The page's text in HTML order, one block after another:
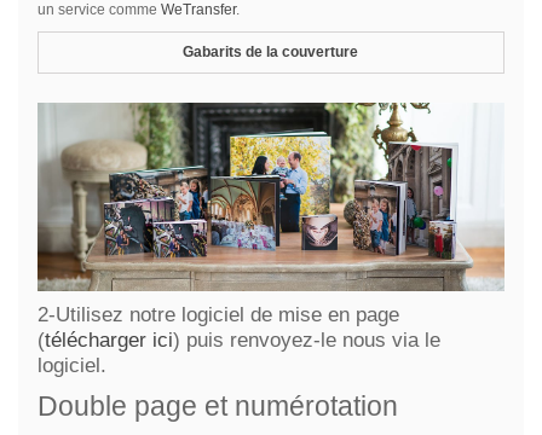
un service comme WeTransfer.
Gabarits de la couverture
2-Utilisez notre logiciel de mise en page
(télécharger ici) puis renvoyez-le nous via le
logiciel.
Double page et numérotation